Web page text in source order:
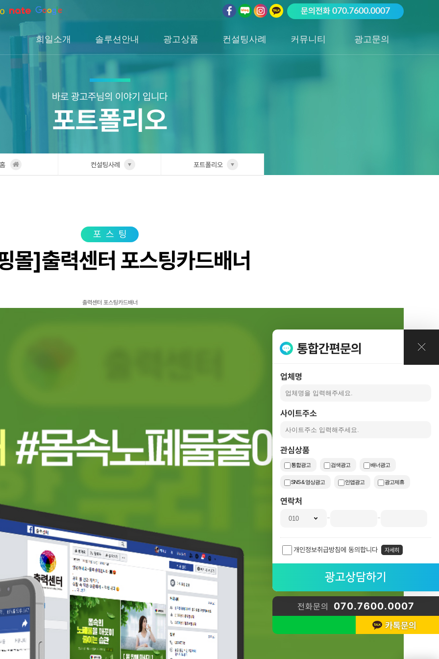
통합간편문의
업체명
사이트주소
관심상품
통합광고 검색광고 배너광고
SNS & 영상광고 인앱광고 광고제휴
연락처
- -
개인정보취급방침에 동의합니다 자세히
전화문의 070.7600.0007
카톡문의
문의전화 070.7600.0007
희일소개
회사소개
오시는길
솔루션안내
H1솔루션
H2솔루션
H3솔루션
이글아이
광고상품
SNS광고
컨설팅사례 커뮤니티 광고문의
바로 광고주님의 이야기 입니다
포트폴리오
홈 컨설팅사례
광고상품
고객센터
포트폴리오
포스팅
몰]출력센터 포스팅카드배너
출력센터 포스팅카드배너